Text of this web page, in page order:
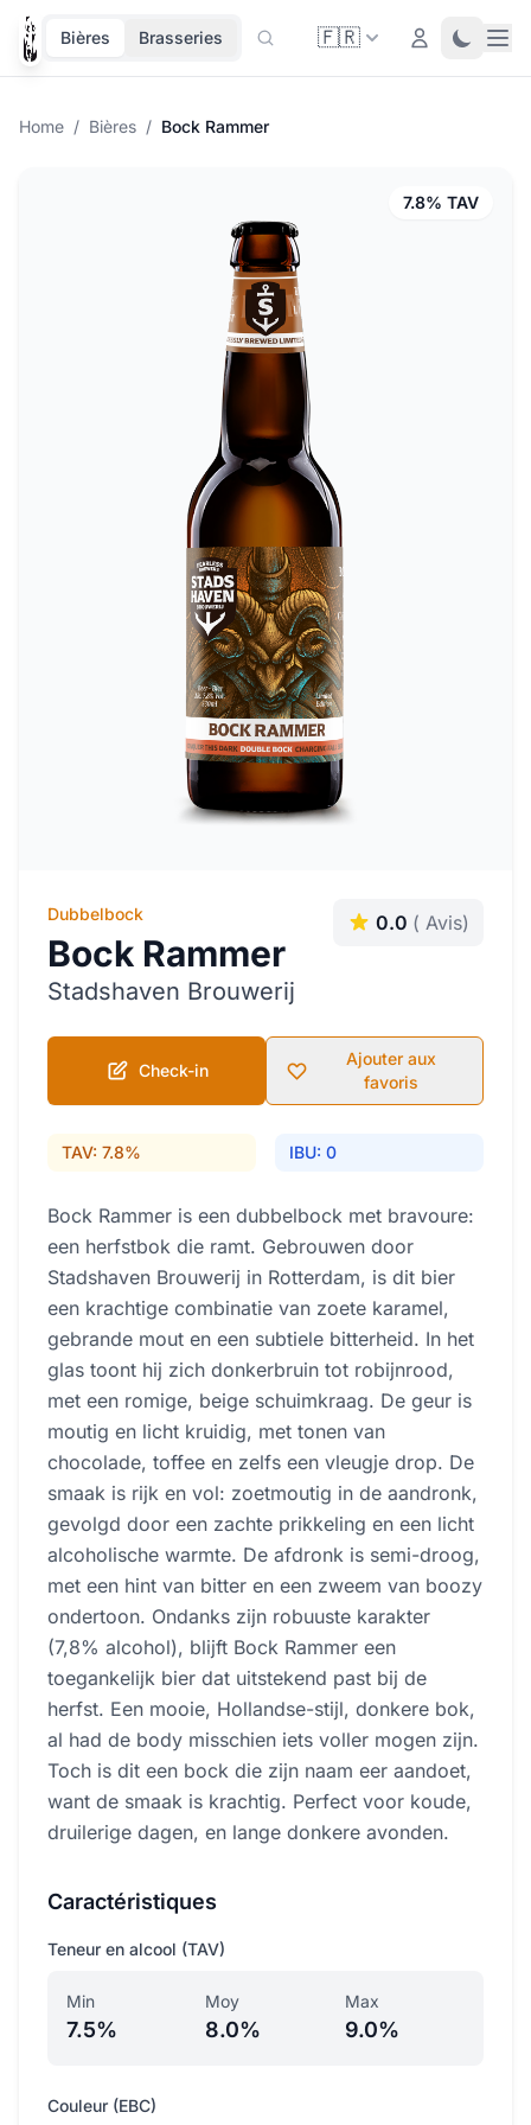
Bières Brasseries 🇫🇷 Login Toggle
Home / Bières / Bock Rammer
7.8% TAV
Dubbelbock
Bock Rammer
Stadshaven Brouwerij
0.0 ( Avis)
Check-in
Ajouter aux
favoris
TAV: 7.8% IBU: 0
Bock Rammer is een dubbelbock met bravoure:
een herfstbok die ramt. Gebrouwen door
Stadshaven Brouwerij in Rotterdam, is dit bier
een krachtige combinatie van zoete karamel,
gebrande mout en een subtiele bitterheid. In het
glas toont hij zich donkerbruin tot robijnrood,
met een romige, beige schuimkraag. De geur is
moutig en licht kruidig, met tonen van
chocolade, toffee en zelfs een vleugje drop. De
smaak is rijk en vol: zoetmoutig in de aandronk,
gevolgd door een zachte prikkeling en een licht
alcoholische warmte. De afdronk is semi-droog,
met een hint van bitter en een zweem van boozy
ondertoon. Ondanks zijn robuuste karakter
(7,8% alcohol), blijft Bock Rammer een
toegankelijk bier dat uitstekend past bij de
herfst. Een mooie, Hollandse-stijl, donkere bok,
al had de body misschien iets voller mogen zijn.
Toch is dit een bock die zijn naam eer aandoet,
want de smaak is krachtig. Perfect voor koude,
druilerige dagen, en lange donkere avonden.
Caractéristiques
Teneur en alcool (TAV)
Min
7.5%
Moy
8.0%
Max
9.0%
Couleur (EBC)